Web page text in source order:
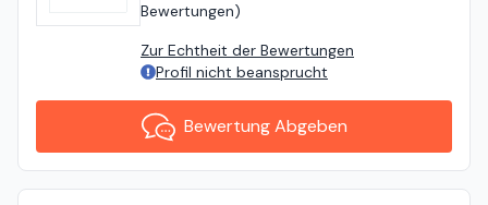
Bewertungen)
Zur Echtheit der Bewertungen
Profil nicht beansprucht
Bewertung Abgeben